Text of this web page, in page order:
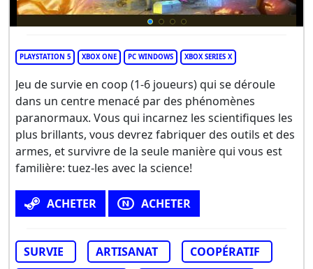
PLAYSTATION 5 XBOX ONE PC WINDOWS XBOX SERIES X
Jeu de survie en coop (1-6 joueurs) qui se déroule
dans un centre menacé par des phénomènes
paranormaux. Vous qui incarnez les scientifiques les
plus brillants, vous devrez fabriquer des outils et des
armes, et survivre de la seule manière qui vous est
familière: tuez-les avec la science!
ACHETER ACHETER
SURVIE ARTISANAT
COOPÉRATIF